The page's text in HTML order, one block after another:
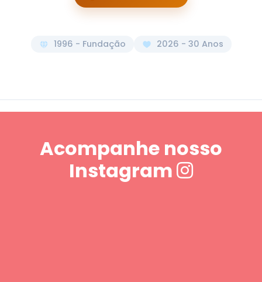
1996 - Fundação 2026 - 30 Anos
Acompanhe nosso
Instagram